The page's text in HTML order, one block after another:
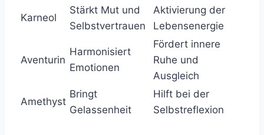
Karneol
Stärkt Mut und
Selbstvertrauen
Aktivierung der
Lebensenergie
Aventurin
Harmonisiert
Emotionen
Fördert innere
Ruhe und
Ausgleich
Amethyst
Bringt
Gelassenheit
Hilft bei der
Selbstreflexion